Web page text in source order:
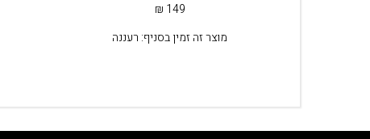
149 ₪
מוצר זה זמין בסניף: רעננה